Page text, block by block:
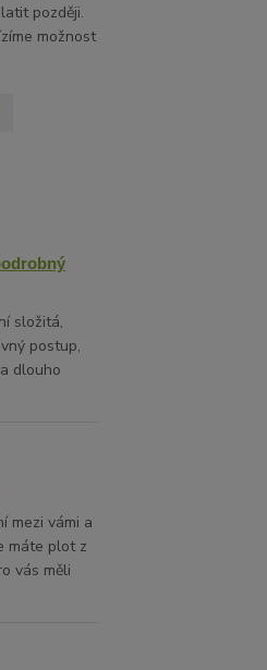
později.
možnost
složitá,
postup,
dlouho
mezi vámi a
máte plot z
vás měli